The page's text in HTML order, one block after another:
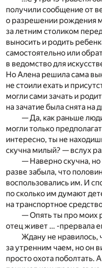
получили сообщение от
о разрешении рождения
за летним столиком
выносить и родить
самостоятельно или
в ведомство для
Но Алена решила сама
не стоили ехать и
могли сами зачать и
на зачатие была снята на
— Да, как раньше
могли только
интересно, ты не
скучна милый? — вслух
— Наверно скучна, но
разве забыла, что
воспользовались им. И
по сколько им думают
на транспортное
— Опять ты про моих
отец живет … -прервала
Ждану не нравилось,
за утренним чаем, но он
просто охота поболтать.